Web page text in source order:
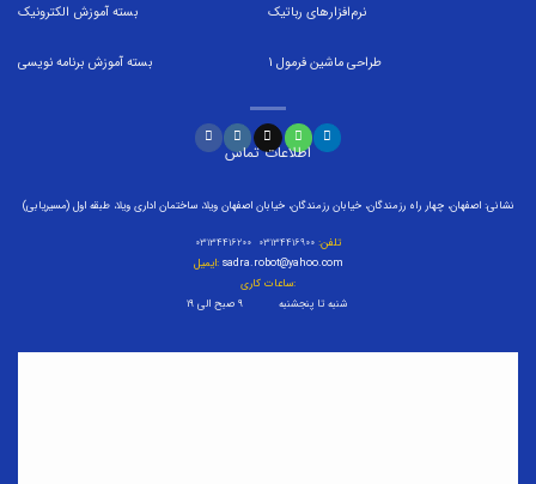
بستهآموزش الکترونیک
بستهآموزش برنامه نویسی
نرم‌افزارهای رباتیک
طراحی ماشین فرمول
اطلاعات تماس
نشانی: اصفهان، چهار راه رزمندگان، خیابان رزمندگان، خیابان اصفهان ویلا، ساختمان اداری ویلا، طبقه اول (مسیریابی)
تلفن:
ایمیل: sadra.robot@yahoo.com
ساعات کاری:
شنبه تا پنجشنبه ۹ صبح الی ۱۹